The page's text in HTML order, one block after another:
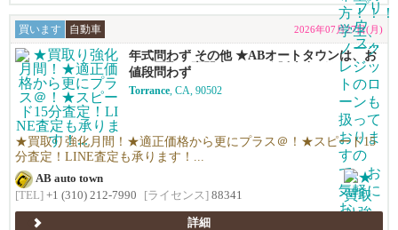
買います 自動車 2026年07月27日(月)
年式問わず その他 ★ABオートタウンは、お
車の買取り専門店です！★販売力があるから
高く買える！シンプルで高い！独自の相場で
高価買い取りします！★優しい査定で’納得の
価格！高価買い取りします！★年末ご売却予
定の無料査定を実施中！年末の売却予定の方
も早期査定は更にお得！★日本車、アメ車、
欧州車なんでも買います！
値段問わず
Torrance, CA, 90502
★買取り強化月間！★適正価格から更にプラス＠！★スピード15
分査定！LINE査定も承ります！...
AB auto town
[TEL] +1 (310) 212-7990 [ライセンス] 88341
詳細